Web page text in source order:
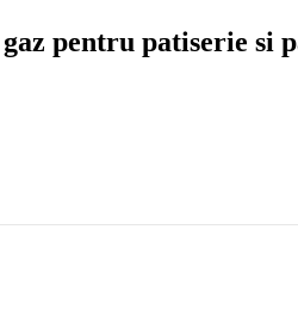
pentru patiserie si